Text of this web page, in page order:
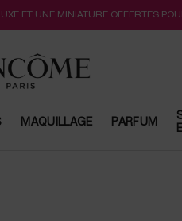
ET UNE MINIATURE OFFERTES
MAQUILLAGE PARFUM